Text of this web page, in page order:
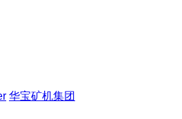
华宝矿机集团